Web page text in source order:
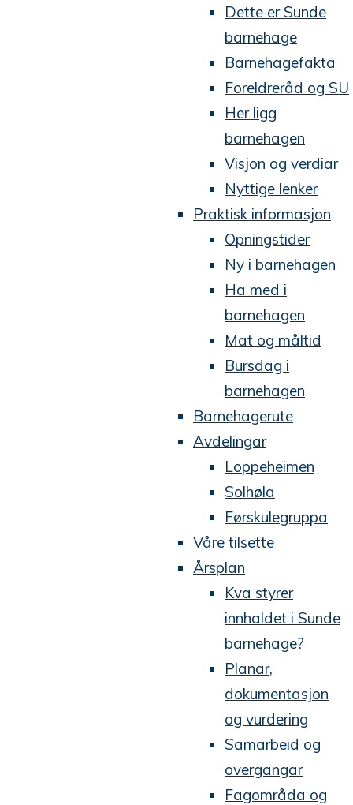
Dette er Sunde
barnehage
Barnehagefakta
Foreldreråd og SU
Her ligg
barnehagen
Visjon og verdiar
Nyttige lenker
Praktisk informasjon
Opningstider
Ny i barnehagen
Ha med i
barnehagen
Mat og måltid
Bursdag i
barnehagen
Barnehagerute
Avdelingar
Loppeheimen
Solhøla
Førskulegruppa
Våre tilsette
Årsplan
Kva styrer
innhaldet i Sunde
barnehage?
Planar,
dokumentasjon
og vurdering
Samarbeid og
overgangar
Fagområda og